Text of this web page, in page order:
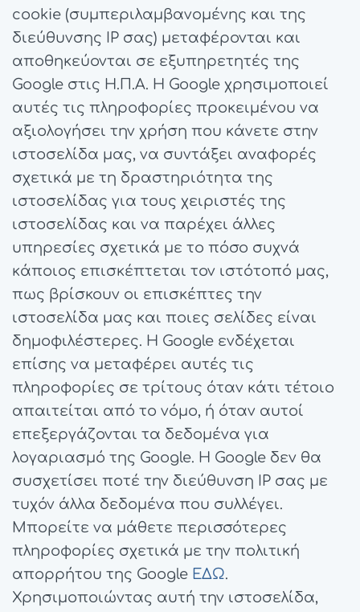
cookie (συμπεριλαμβανομένης και της
διεύθυνσης IP σας) μεταφέρονται και
αποθηκεύονται σε εξυπηρετητές της
Google στις Η.Π.Α. Η Google χρησιμοποιεί
αυτές τις πληροφορίες προκειμένου να
αξιολογήσει την χρήση που κάνετε στην
ιστοσελίδα μας, να συντάξει αναφορές
σχετικά με τη δραστηριότητα της
ιστοσελίδας για τους χειριστές της
ιστοσελίδας και να παρέχει άλλες
υπηρεσίες σχετικά με το πόσο συχνά
κάποιος επισκέπτεται τον ιστότοπό μας,
πως βρίσκουν οι επισκέπτες την
ιστοσελίδα μας και ποιες σελίδες είναι
δημοφιλέστερες. Η Google ενδέχεται
επίσης να μεταφέρει αυτές τις
πληροφορίες σε τρίτους όταν κάτι τέτοιο
απαιτείται από το νόμο, ή όταν αυτοί
επεξεργάζονται τα δεδομένα για
λογαριασμό της Google. Η Google δεν θα
συσχετίσει ποτέ την διεύθυνση IP σας με
τυχόν άλλα δεδομένα που συλλέγει.
Μπορείτε να μάθετε περισσότερες
πληροφορίες σχετικά με την πολιτική
απορρήτου της Google ΕΔΩ.
Χρησιμοποιώντας αυτή την ιστοσελίδα,